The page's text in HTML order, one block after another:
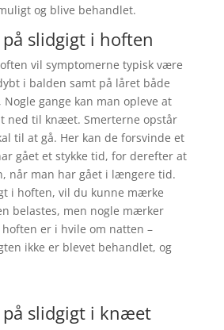
og blive behandlet.
slidgigt i hoften
vil symptomerne typisk være
i balden samt på låret både
gange kan man opleve at
ned til knæet. Smerterne opstår
til at gå. Her kan de forsvinde et
gået et stykke tid, for derefter at
når man har gået i længere tid.
i hoften, vil du kunne mærke
belastes, men nogle mærker
er i hvile om natten –
ikke er blevet behandlet, og
på slidgigt i knæet